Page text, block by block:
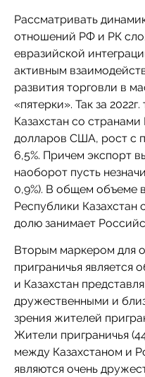
Рассматривать
отношений РФ и РК
евразийской
активным
развития торговли в
«пятерки». Так за
Казахстан со
долларов США, рост с
6,5%. Причем экспорт
наоборот пусть
0,9%). В общем объеме
Республики
долю занимает
Вторым маркером для
приграничья является
и Казахстан
дружественными и
зрения жителей
Жители приграничья
между Казахстаном и
являются очень